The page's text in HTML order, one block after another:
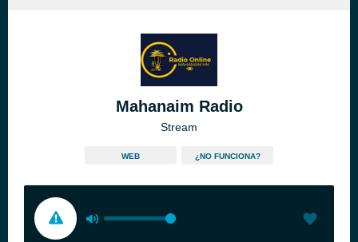
Mahanaim Radio
Stream
WEB ¿NO FUNCIONA?